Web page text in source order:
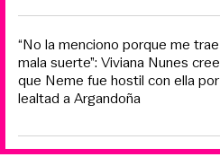
“No la menciono porque me trae
mala suerte”: Viviana Nunes cree
que Neme fue hostil con ella por
lealtad a Argandoña